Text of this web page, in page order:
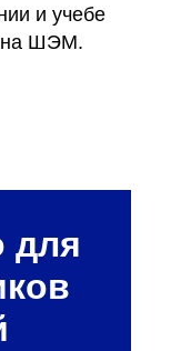
и учебе
ШЭМ.
для